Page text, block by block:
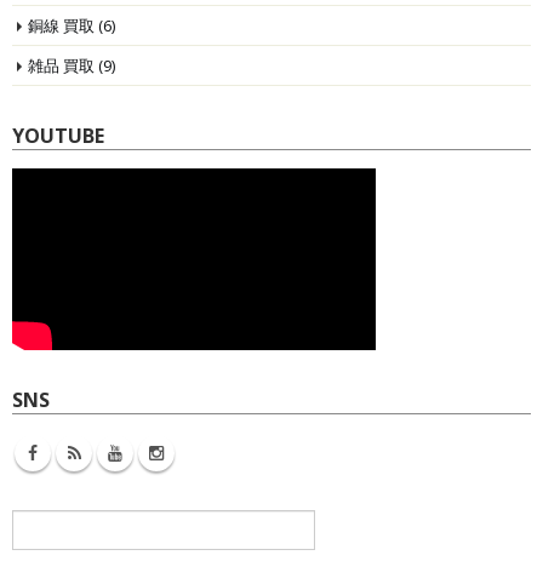
銅線 買取 (6)
雑品 買取 (9)
YOUTUBE
SNS
索: